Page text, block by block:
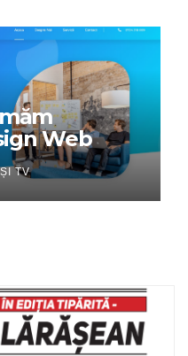
Web
tău
TV